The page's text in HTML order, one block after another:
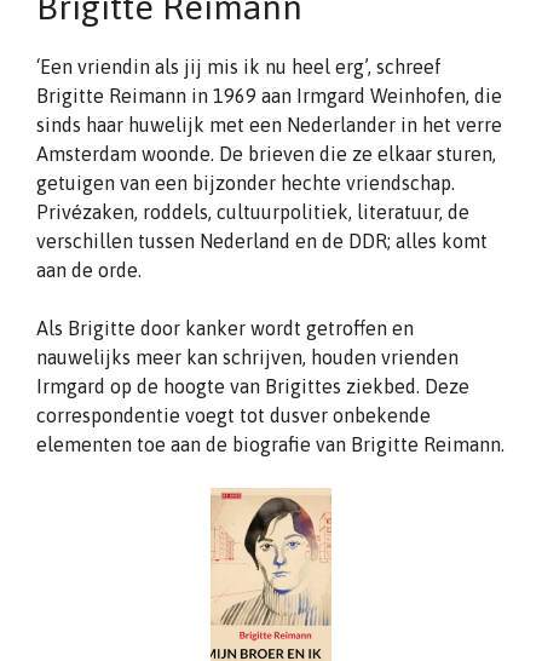
‘Een vriendin als jij mis ik nu heel erg’, schreef
Brigitte Reimann in 1969 aan Irmgard Weinhofen, die
sinds haar huwelijk met een Nederlander in het verre
Amsterdam woonde. De brieven die ze elkaar sturen,
getuigen van een bijzonder hechte vriendschap.
Privézaken, roddels, cultuurpolitiek, literatuur, de
verschillen tussen Nederland en de DDR; alles komt
aan de orde.
Als Brigitte door kanker wordt getroffen en
nauwelijks meer kan schrijven, houden vrienden
Irmgard op de hoogte van Brigittes ziekbed. Deze
correspondentie voegt tot dusver onbekende
elementen toe aan de biografie van Brigitte Reimann.